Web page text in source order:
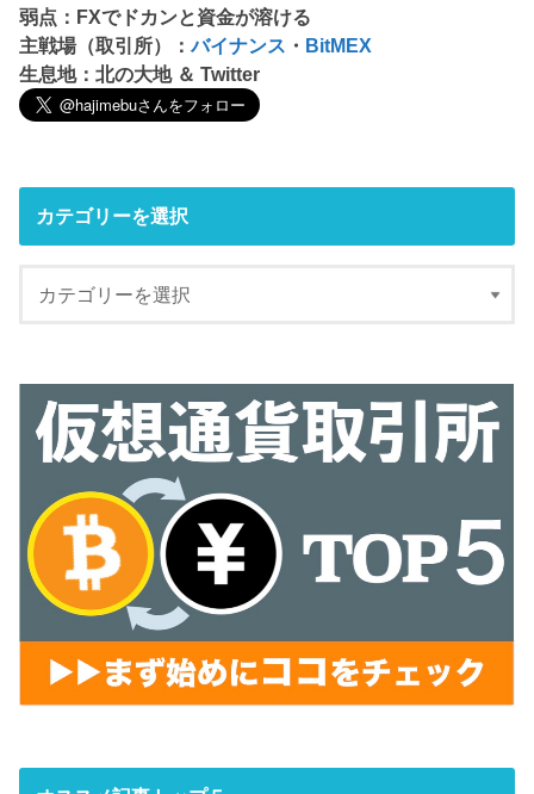
弱点：FXでドカンと資金が溶ける
主戦場（取引所）： バイナンス ・ BitMEX
生息地：北の大地 ＆ Twitter
カテゴリーを選択